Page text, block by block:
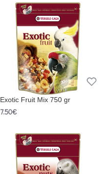
Exotic Fruit Mix 750 gr
7.50€